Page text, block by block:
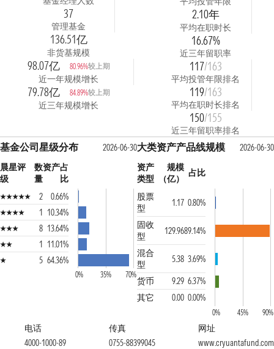
37
管理基金
136.51亿
非货基规模
98.07亿 80.96%较上期
近一年规模增长
79.78亿 84.89%较上期
近三年规模增长
2.10年
平均在职时长
16.67%
近三年留职率
117/163
平均投管年限排名
119/163
平均在职时长排名
150/155
近三年留职率排名
基金公司星级分布
2026-06-30
晨星评
级
数
量
资产占
比
2
0.66%
1 10.34%
8 13.64%
1 11.01%
5 64.36%
0% 35% 70%
大类资产产品线规模
2026-06-30
资产
类型
规模
（亿）
占比
股票
型
1.17 0.80%
固收
型
129.9689.14%
混合
型
5.38 3.69%
货币
9.29 6.37%
其它
0.00 0.00%
0% 45% 90%
电话
4000-1000-89
传真
0755-88399045
网址
www.cryuantafund.com